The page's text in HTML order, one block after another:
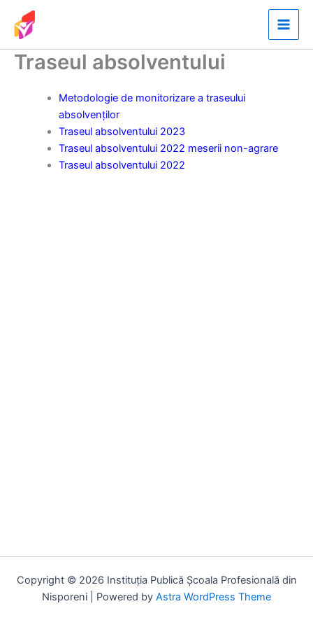
content
Traseul absolventului
Metodologie de monitorizare a traseului
absolvenților
Traseul absolventului 2023
Traseul absolventului 2022 meserii non-agrare
Traseul absolventului 2022
Copyright © 2026 Instituția Publică Școala Profesională din
Nisporeni | Powered by Astra WordPress Theme